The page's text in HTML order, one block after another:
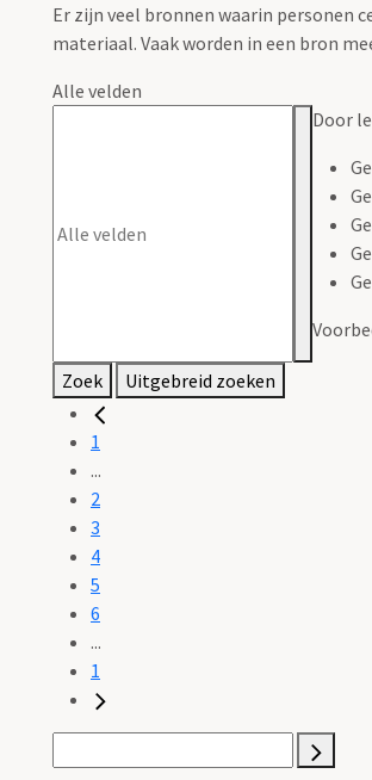
Er zijn veel bronnen waarin personen
materiaal. Vaak worden in een bron
Alle velden
Door
Zoek Uitgebreid zoeken
1
...
2
3
4
5
6
...
1